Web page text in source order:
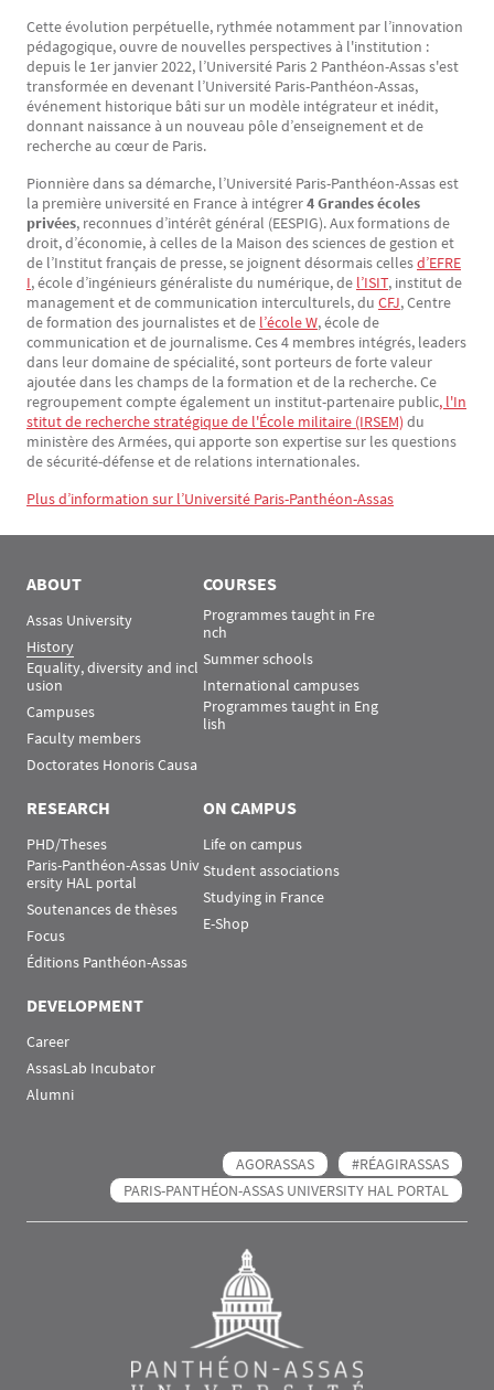
Cette évolution perpétuelle, rythmée notamment par l’innovation
pédagogique, ouvre de nouvelles perspectives à l'institution :
depuis le 1er janvier 2022, l’Université Paris 2 Panthéon-Assas s'est
transformée en devenant l’Université Paris-Panthéon-Assas,
événement historique bâti sur un modèle intégrateur et inédit,
donnant naissance à un nouveau pôle d’enseignement et de
recherche au cœur de Paris.
Pionnière dans sa démarche, l’Université Paris-Panthéon-Assas est
la première université en France à intégrer4 Grandes écoles
privées, reconnues d’intérêt général (EESPIG). Aux formations de
droit, d’économie, à celles de la Maison des sciences de gestion et
de l’Institut français de presse, se joignent désormais cellesd’EFRE
I, école d’ingénieurs généraliste du numérique, de l’ISIT, institut de
management et de communication interculturels, du CFJ, Centre
de formation des journalistes et de l’école W, école de
communication et de journalisme. Ces 4 membres intégrés, leaders
dans leur domaine de spécialité, sont porteurs de forte valeur
ajoutée dans les champs de la formation et de la recherche. Ce
regroupement compte également un institut-partenaire public, l'In
stitut de recherche stratégique de l'École militaire (IRSEM) du
ministère des Armées, qui apporte son expertise sur les questions
de sécurité-défense et de relations internationales.
Plus d’information sur l’Université Paris-Panthéon-Assas
ABOUT
Assas University
History
Equality, diversity and incl
usion
Campuses
Faculty members
Doctorates Honoris Causa
COURSES
Programmes taught in Fre
nch
Summer schools
International campuses
Programmes taught in Eng
lish
RESEARCH
PHD/Theses
Paris-Panthéon-Assas Univ
ersity HAL portal
Soutenances de thèses
Focus
Éditions Panthéon-Assas
ON CAMPUS
Life on campus
Student associations
Studying in France
E-Shop
DEVELOPMENT
Career
AssasLab Incubator
Alumni
AGORASSAS
#RÉAGIRASSAS
PARIS-PANTHÉON-ASSAS UNIVERSITY HAL PORTAL